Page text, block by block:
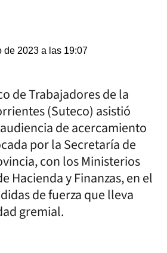
de 2023 a las 19:07
de Trabajadores de la
(Suteco) asistió
de acercamiento
por la Secretaría de
con los Ministerios
Hacienda y Finanzas, en el
de fuerza que lleva
gremial.